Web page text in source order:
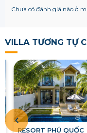
Chưa có đánh giá nào ở
VILLA TƯƠNG TỰ
RESORT PHÚ QUỐC